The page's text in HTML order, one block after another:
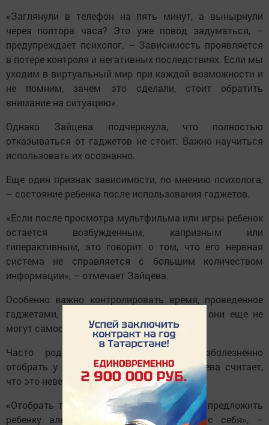
«Заглянули в телефон на пять минут, а вынырнули
через полтора часа? Это уже повод задуматься, –
предупреждает психолог. – Зависимость проявляется
в потере контроля и негативных последствиях. Если мы
уходим в виртуальный мир при каждой возможности и
не помним, зачем это сделали, стоит обратить
внимание на ситуацию».
Однако Зайцева подчеркнула, что полностью
отказываться от гаджетов не стоит. Важно научиться
использовать их осознанно.
Еще один признак зависимости, по мнению психолога,
– состояние ребенка после использования гаджетов.
«Если после просмотра мультфильма или игры ребенок
остается возбужденным, капризным или
гиперактивным, это говорит о том, что его нервная
система не справляется с большим количеством
информации», – отмечает Зайцева.
Особенно важно контролировать время, проведенное
гаджетами, детьми до семи лет, так как они еще не
могут самостоятельно регулировать его.
Часто родители спрашивают, как безболезненно
отобрать у ребенка телефон. Лилия Зайцева считает,
что это неверный подход.
«Отобрать телефон – это насилие. Нужно предложить
ребенку альтернативу. И начать стоит с себя», –